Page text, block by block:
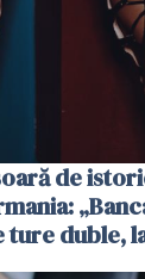
de
ture duble,